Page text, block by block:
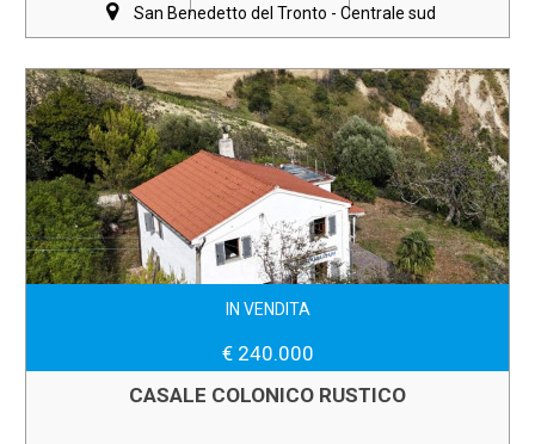
San Benedetto del Tronto - Centrale sud
IN VENDITA
€ 240.000
CASALE COLONICO RUSTICO